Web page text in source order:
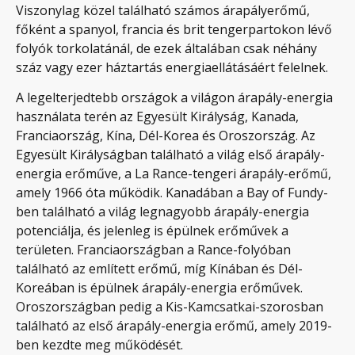
Viszonylag közel található számos árapályerőmű,
főként a spanyol, francia és brit tengerpartokon lévő
folyók torkolatánál, de ezek általában csak néhány
száz vagy ezer háztartás energiaellátásáért felelnek.
A legelterjedtebb országok a világon árapály-energia
használata terén az Egyesült Királyság, Kanada,
Franciaország, Kína, Dél-Korea és Oroszország. Az
Egyesült Királyságban található a világ első árapály-
energia erőműve, a La Rance-tengeri árapály-erőmű,
amely 1966 óta működik. Kanadában a Bay of Fundy-
ben található a világ legnagyobb árapály-energia
potenciálja, és jelenleg is épülnek erőművek a
területen. Franciaországban a Rance-folyóban
található az említett erőmű, míg Kínában és Dél-
Koreában is épülnek árapály-energia erőművek.
Oroszországban pedig a Kis-Kamcsatkai-szorosban
található az első árapály-energia erőmű, amely 2019-
ben kezdte meg működését.